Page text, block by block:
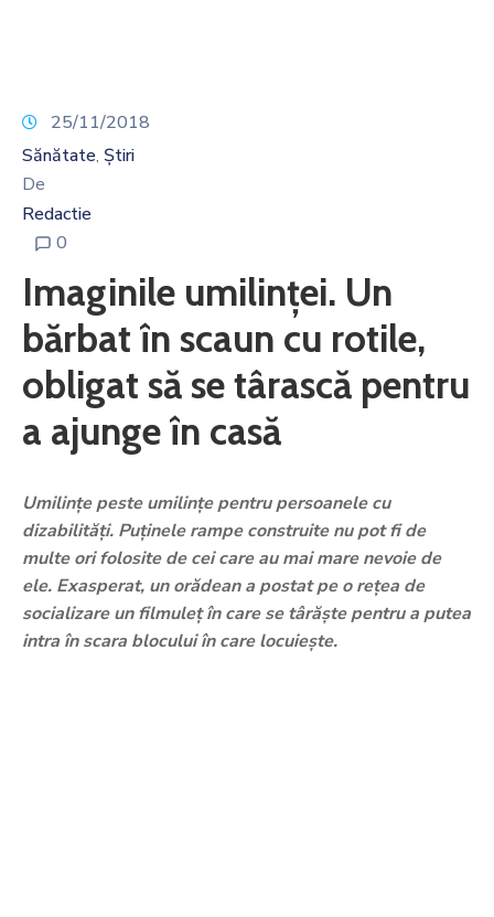
25/11/2018
Sănătate‚ Știri
De
Redactie
0
Imaginile umilinței. Un
bărbat în scaun cu rotile,
obligat să se târască pentru
a ajunge în casă
Umilinţe peste umilinţe pentru persoanele cu
dizabilități. Puţinele rampe construite nu pot fi de
multe ori folosite de cei care au mai mare nevoie de
ele. Exasperat, un orădean a postat pe o reţea de
socializare un filmuleţ în care se târăşte pentru a putea
intra în scara blocului în care locuieşte.